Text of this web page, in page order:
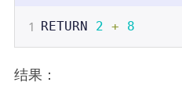
1 RETURN 2 + 8
结果：